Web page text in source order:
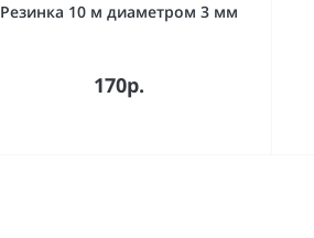
Резинка 10 м диаметром 3 мм
170р.